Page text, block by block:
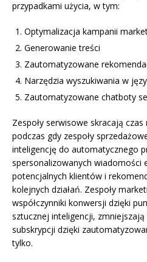
przypadkami użycia, w tym:
Optymalizacja kampanii
Generowanie treści
Zautomatyzowane
Narzędzia wyszukiwania w
Zautomatyzowane chatboty
Zespoły serwisowe skracają
podczas gdy zespoły
inteligencję do automatycznego
spersonalizowanych wiadomości
potencjalnych klientów i
kolejnych działań. Zespoły
współczynniki konwersji dzięki
sztucznej inteligencji,
subskrypcji dzięki
tylko.